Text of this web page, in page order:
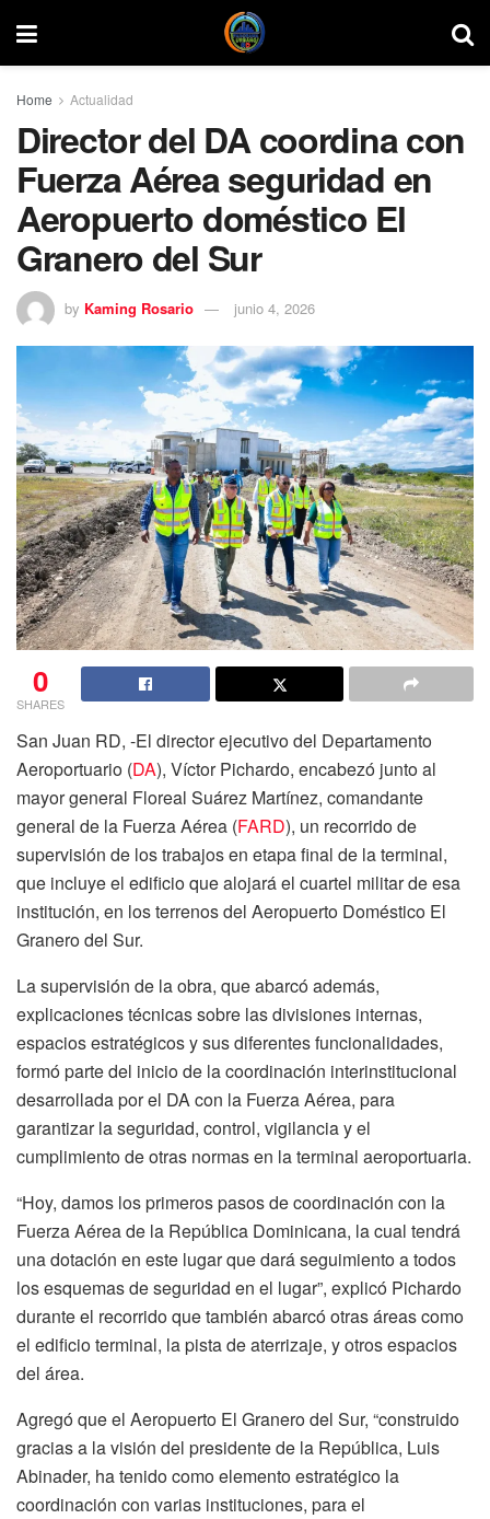
Home Actualidad
Director del DA coordina con
Fuerza Aérea seguridad en
Aeropuerto doméstico El
Granero del Sur
by Kaming Rosario junio 4, 2026
0
SHARES
San Juan RD, -El director ejecutivo del Departamento
Aeroportuario (DA), Víctor Pichardo, encabezó junto al
mayor general Floreal Suárez Martínez, comandante
general de la Fuerza Aérea (FARD), un recorrido de
supervisión de los trabajos en etapa final de la terminal,
que incluye el edificio que alojará el cuartel militar de esa
institución, en los terrenos del Aeropuerto Doméstico El
Granero del Sur.
La supervisión de la obra, que abarcó además,
explicaciones técnicas sobre las divisiones internas,
espacios estratégicos y sus diferentes funcionalidades,
formó parte del inicio de la coordinación interinstitucional
desarrollada por el DA con la Fuerza Aérea, para
garantizar la seguridad, control, vigilancia y el
cumplimiento de otras normas en la terminal aeroportuaria.
“Hoy, damos los primeros pasos de coordinación con la
Fuerza Aérea de la República Dominicana, la cual tendrá
una dotación en este lugar que dará seguimiento a todos
los esquemas de seguridad en el lugar”, explicó Pichardo
durante el recorrido que también abarcó otras áreas como
el edificio terminal, la pista de aterrizaje, y otros espacios
del área.
Agregó que el Aeropuerto El Granero del Sur, “construido
gracias a la visión del presidente de la República, Luis
Abinader, ha tenido como elemento estratégico la
coordinación con varias instituciones, para el